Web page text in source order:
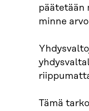
päätetään
minne
Tämä